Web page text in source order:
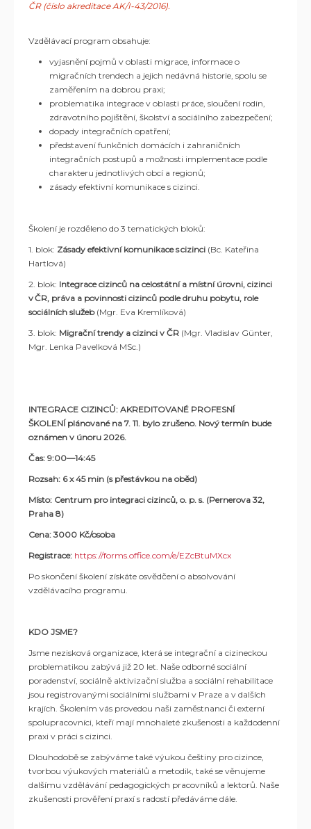
ČR (číslo akreditace AK/I-43/2016).
Vzdělávací program obsahuje:
vyjasnění pojmů v oblasti migrace, informace o
migračních trendech a jejich nedávná historie, spolu se
zaměřením na dobrou praxi;
problematika integrace v oblasti práce, sloučení rodin,
zdravotního pojištění, školství a sociálního zabezpečení;
dopady integračních opatření;
představení funkčních domácích i zahraničních
integračních postupů a možnosti implementace podle
charakteru jednotlivých obcí a regionů;
zásady efektivní komunikace s cizinci.
Školení je rozděleno do 3 tematických bloků:
1. blok: Zásady efektivní komunikace s cizinci (Bc. Kateřina
Hartlová)
2. blok: Integrace cizinců na celostátní a místní úrovni, cizinci
v ČR, práva a povinnosti cizinců podle druhu pobytu, role
sociálních služeb(Mgr. Eva Kremlíková)
3. blok: Migrační trendy a cizinci v ČR (Mgr. Vladislav Günter,
Mgr. Lenka Pavelková MSc.)
INTEGRACE CIZINCŮ: AKREDITOVANÉ PROFESNÍ
ŠKOLENÍ plánované na 7. 11. bylo zrušeno. Nový termín bude
oznámen v únoru 2026.
Čas: 9:00—14:45
Rozsah: 6 x 45 min (s přestávkou na oběd)
Místo: Centrum pro integraci cizinců, o. p. s. (Pernerova 32,
Praha 8)
Cena: 3000 Kč/osoba
Registrace: https://forms.office.com/e/EZcBtuMXcx
Po skončení školení získáte osvědčení o absolvování
vzdělávacího programu.
KDO JSME?
Jsme nezisková organizace, která se integrační a cizineckou
problematikou zabývá již 20 let. Naše odborné sociální
poradenství, sociálně aktivizační služba a sociální rehabilitace
jsou registrovanými sociálními službami v Praze a v dalších
krajích. Školením vás provedou naši zaměstnanci či externí
spolupracovníci, kteří mají mnohaleté zkušenosti a každodenní
praxi v práci s cizinci.
Dlouhodobě se zabýváme také výukou češtiny pro cizince,
tvorbou výukových materiálů a metodik, také se věnujeme
dalšímu vzdělávání pedagogických pracovníků a lektorů. Naše
zkušenosti prověření praxí s radostí předáváme dále.